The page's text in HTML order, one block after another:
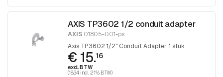
AXIS TP3602 1/2 conduit adapter
AXIS 01805-001-ps
Axis TP3602 1/2" Conduit Adapter, 1 stuk
€ 15.16
excl. BTW
(18.34 incl. 21% BTW)